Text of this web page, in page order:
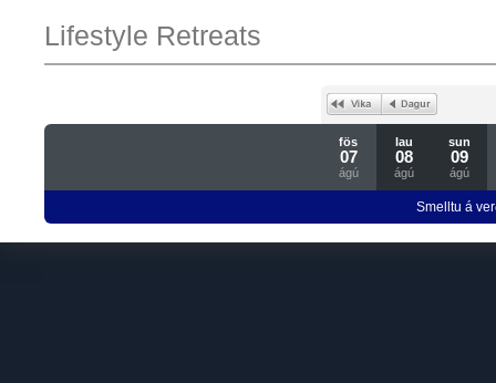
Lifestyle Retreats
fös
07
ágú
lau
08
ágú
sun
09
ágú
Smelltu á